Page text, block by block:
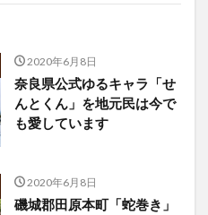
2020年6月8日
奈良県公式ゆるキャラ「せ
んとくん」を地元民は今で
も愛しています
2020年6月8日
磯城郡田原本町「蛇巻き」